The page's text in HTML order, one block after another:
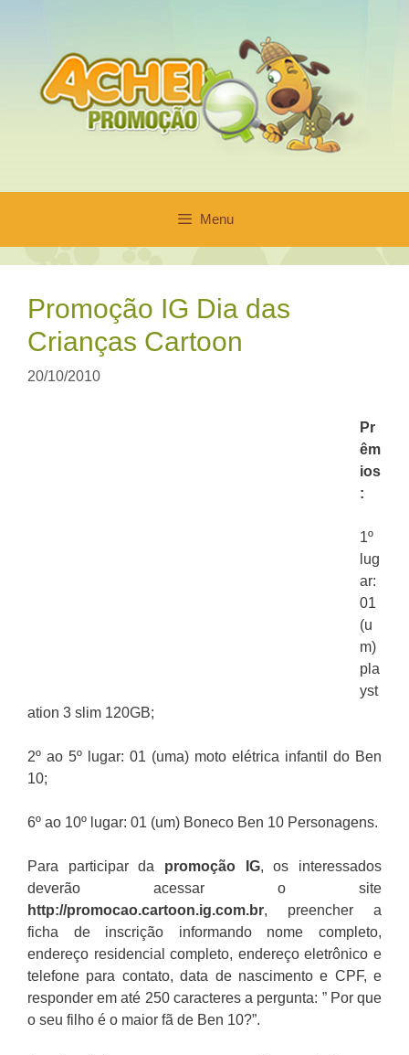
conteúdo
Menu
Promoção IG Dia das
Crianças Cartoon
20/10/2010
Pr
êm
ios
:
1º
lug
ar:
01
(u
m)
pla
yst
ation 3 slim 120GB;
2º ao 5º lugar: 01 (uma) moto elétrica infantil do Ben
10;
6º ao 10º lugar: 01 (um) Boneco Ben 10 Personagens.
Para participar da promoção IG, os interessados
deverão acessar o site
http://promocao.cartoon.ig.com.br, preencher a
ficha de inscrição informando nome completo,
endereço residencial completo, endereço eletrônico e
telefone para contato, data de nascimento e CPF, e
responder em até 250 caracteres a pergunta: ” Por que
o seu filho é o maior fã de Ben 10?”.